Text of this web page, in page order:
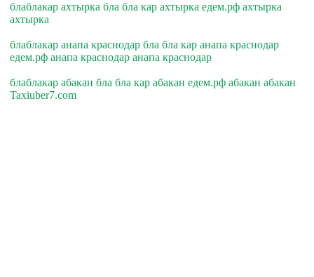
блаблакар ахтырка бла бла кар ахтырка едем.рф ахтырка
ахтырка
блаблакар анапа краснодар бла бла кар анапа краснодар
едем.рф анапа краснодар анапа краснодар
блаблакар абакан бла бла кар абакан едем.рф абакан абакан
Taxiuber7.com